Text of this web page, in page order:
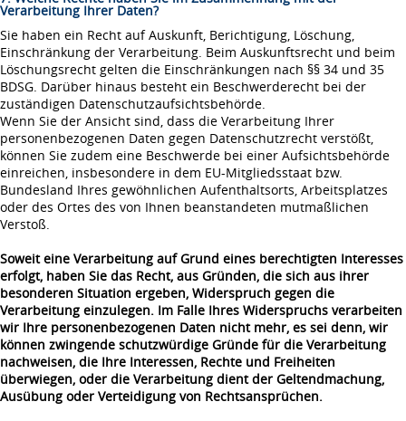
Verarbeitung Ihrer Daten?
Sie haben ein Recht auf Auskunft, Berichtigung, Löschung,
Einschränkung der Verarbeitung. Beim Auskunftsrecht und beim
Löschungsrecht gelten die Einschränkungen nach §§ 34 und 35
BDSG. Darüber hinaus besteht ein Beschwerderecht bei der
zuständigen Datenschutzaufsichtsbehörde.
Wenn Sie der Ansicht sind, dass die Verarbeitung Ihrer
personenbezogenen Daten gegen Datenschutzrecht verstößt,
können Sie zudem eine Beschwerde bei einer Aufsichtsbehörde
einreichen, insbesondere in dem EU-Mitgliedsstaat bzw.
Bundesland Ihres gewöhnlichen Aufenthaltsorts, Arbeitsplatzes
oder des Ortes des von Ihnen beanstandeten mutmaßlichen
Verstoß.
Soweit eine Verarbeitung auf Grund eines berechtigten Interesses
erfolgt, haben Sie das Recht, aus Gründen, die sich aus ihrer
besonderen Situation ergeben, Widerspruch gegen die
Verarbeitung einzulegen. Im Falle Ihres Widerspruchs verarbeiten
wir Ihre personenbezogenen Daten nicht mehr, es sei denn, wir
können zwingende schutzwürdige Gründe für die Verarbeitung
nachweisen, die Ihre Interessen, Rechte und Freiheiten
überwiegen, oder die Verarbeitung dient der Geltendmachung,
Ausübung oder Verteidigung von Rechtsansprüchen.